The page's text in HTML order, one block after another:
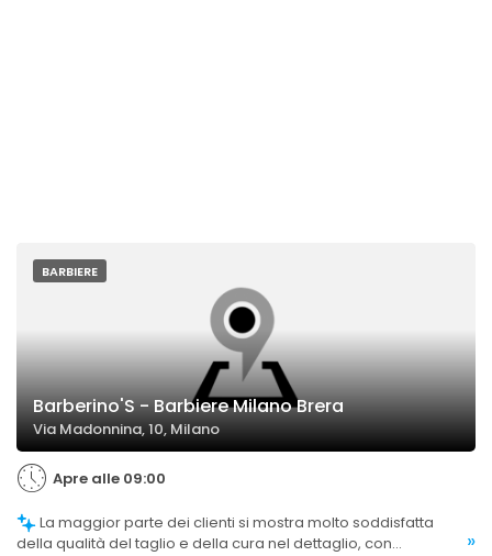
BARBIERE
Barberino'S - Barbiere Milano Brera
Via Madonnina, 10, Milano
Apre alle 09:00
della qualità del taglio e della cura nel dettaglio, con
»